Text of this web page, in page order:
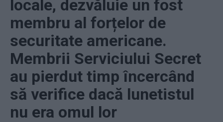
locale, dezvăluie un fost
membru al forțelor de
securitate americane.
Membrii Serviciului Secret
au pierdut timp încercând
să verifice dacă lunetistul
nu era omul lor